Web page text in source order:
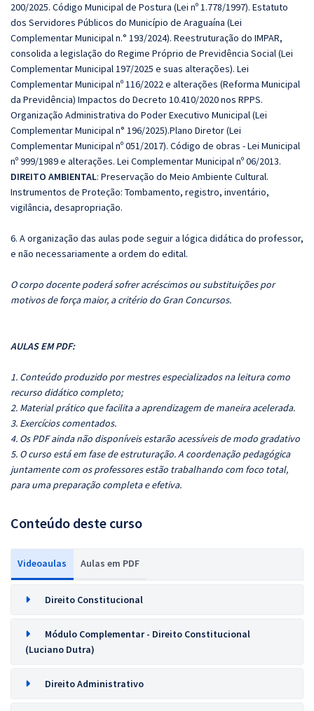
200/2025. Código Municipal de Postura (Lei nº 1.778/1997). Estatuto
dos Servidores Públicos do Município de Araguaína (Lei
Complementar Municipal n.° 193/2024). Reestruturação do IMPAR,
consolida a legislação do Regime Próprio de Previdência Social (Lei
Complementar Municipal 197/2025 e suas alterações). Lei
Complementar Municipal nº 116/2022 e alterações (Reforma Municipal
da Previdência) Impactos do Decreto 10.410/2020 nos RPPS.
Organização Administrativa do Poder Executivo Municipal (Lei
Complementar Municipal n° 196/2025).Plano Diretor (Lei
Complementar Municipal nº 051/2017). Código de obras - Lei Municipal
nº 999/1989 e alterações. Lei Complementar Municipal nº 06/2013.
DIREITO AMBIENTAL: Preservação do Meio Ambiente Cultural.
Instrumentos de Proteção: Tombamento, registro, inventário,
vigilância, desapropriação.
6. A organização das aulas pode seguir a lógica didática do professor,
e não necessariamente a ordem do edital.
O corpo docente poderá sofrer acréscimos ou substituições por
motivos de força maior, a critério do Gran Concursos.
AULAS EM PDF:
1. Conteúdo produzido por mestres especializados na leitura como
recurso didático completo;
2. Material prático que facilita a aprendizagem de maneira acelerada.
3. Exercícios comentados.
4. Os PDF ainda não disponíveis estarão acessíveis de modo gradativo
5. O curso está em fase de estruturação. A coordenação pedagógica
juntamente com os professores estão trabalhando com foco total,
para uma preparação completa e efetiva.
Conteúdo deste curso
Videoaulas Aulas em PDF
Direito Constitucional
Módulo Complementar - Direito Constitucional
(Luciano Dutra)
Direito Administrativo